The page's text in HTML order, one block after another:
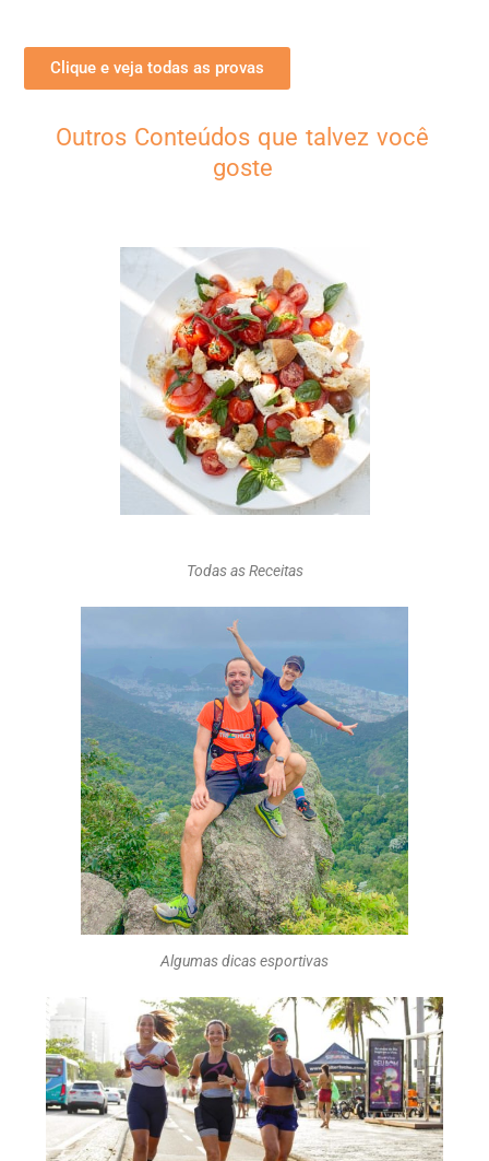
Clique e veja todas as provas
Outros Conteúdos que talvez você
goste
Todas as Receitas
Algumas dicas esportivas